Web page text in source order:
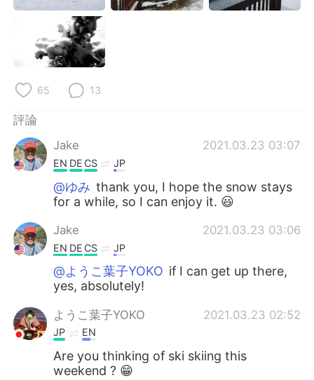
日本語
Русский
Indonesia
Türkçe
Português
65 13
評論
Jake
2021.03.23 03:07
EN DE CS JP
@ゆみ thank you, I hope the snow stays
for a while, so I can enjoy it. 😃
Jake 2021.03.23 03:06
EN DE CS JP
@ようこ葉子YOKO if I can get up there,
yes, absolutely!
ようこ葉子YOKO 2021.03.23 02:52
JP EN
Are you thinking of ski skiing this
weekend ? 😁